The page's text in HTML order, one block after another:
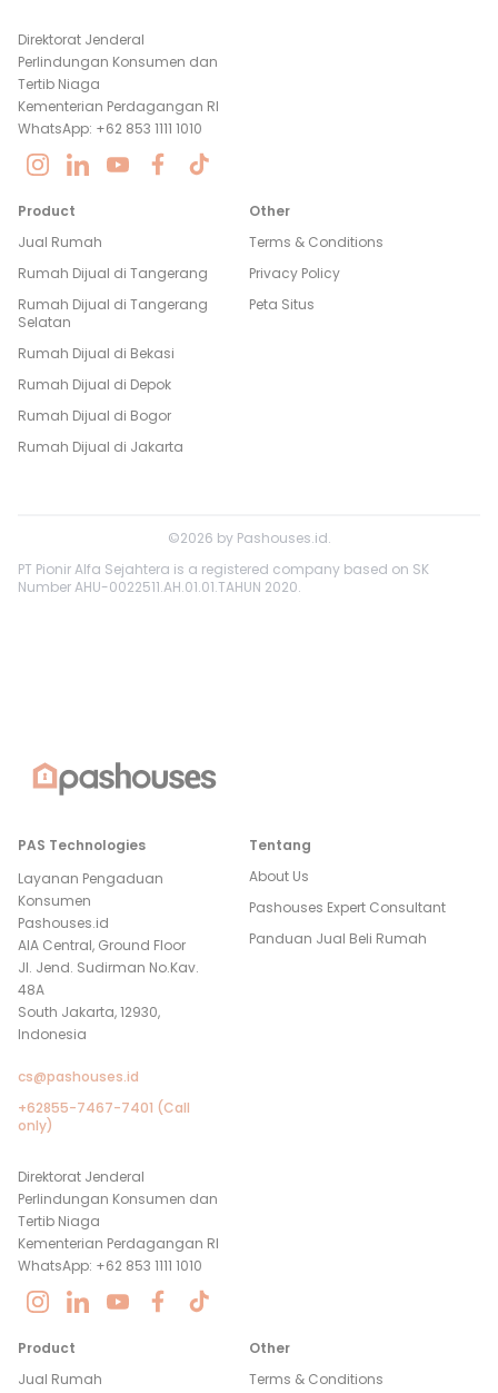
Direktorat Jenderal
Perlindungan Konsumen dan
Tertib Niaga
Kementerian Perdagangan RI
WhatsApp: +62 853 1111 1010
Product
Jual Rumah
Rumah Dijual di Tangerang
Rumah Dijual di Tangerang
Selatan
Rumah Dijual di Bekasi
Rumah Dijual di Depok
Rumah Dijual di Bogor
Rumah Dijual di Jakarta
Other
Terms & Conditions
Privacy Policy
Peta Situs
©2026 by Pashouses.id.
PT Pionir Alfa Sejahtera is a registered company based on SK
Number AHU-0022511.AH.01.01.TAHUN 2020.
PAS Technologies
Layanan Pengaduan
Konsumen
Pashouses.id
AIA Central, Ground Floor
Jl. Jend. Sudirman No.Kav.
48A
South Jakarta, 12930,
Indonesia
cs@pashouses.id
+62855-7467-7401 (Call
only)
Direktorat Jenderal
Perlindungan Konsumen dan
Tertib Niaga
Kementerian Perdagangan RI
WhatsApp: +62 853 1111 1010
Tentang
About Us
Pashouses Expert Consultant
Panduan Jual Beli Rumah
Product
Jual Rumah
Other
Terms & Conditions